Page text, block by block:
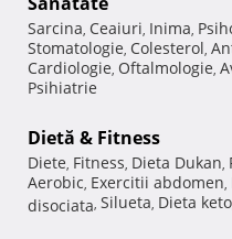
Sarcina, Ceaiuri, Inima,
Stomatologie, Colesterol,
Cardiologie, Oftalmologie,
Psihiatrie
Dietă & Fitness
Diete, Fitness, Dieta Dukan,
Aerobic, Exercitii abdomen,
disociata, Silueta, Dieta